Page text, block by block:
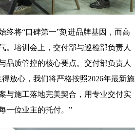
终将“口碑第一”刻进品牌基因，而高
。培训会上，交付部与巡检部负责人
品质管控的核心要点。交付部负责人
放心，我们将严格按照2026年最新施
与施工落地完美契合，用专业交付实
一位业主的托付。”